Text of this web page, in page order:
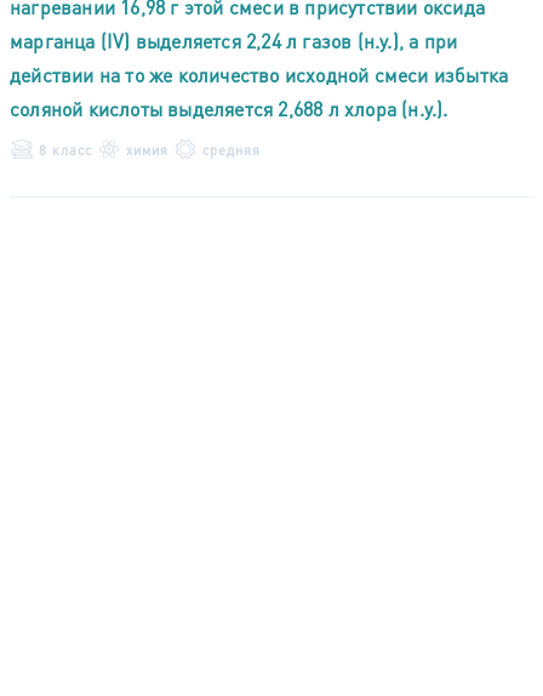
нагревании 16,98 г этой смеси в присутствии оксида
марганца (IV) выделяется 2,24 л газов (н.у.), а при
действии на то же количество исходной смеси избытка
соляной кислоты выделяется 2,688 л хлора (н.у.).
8 класс химия средняя